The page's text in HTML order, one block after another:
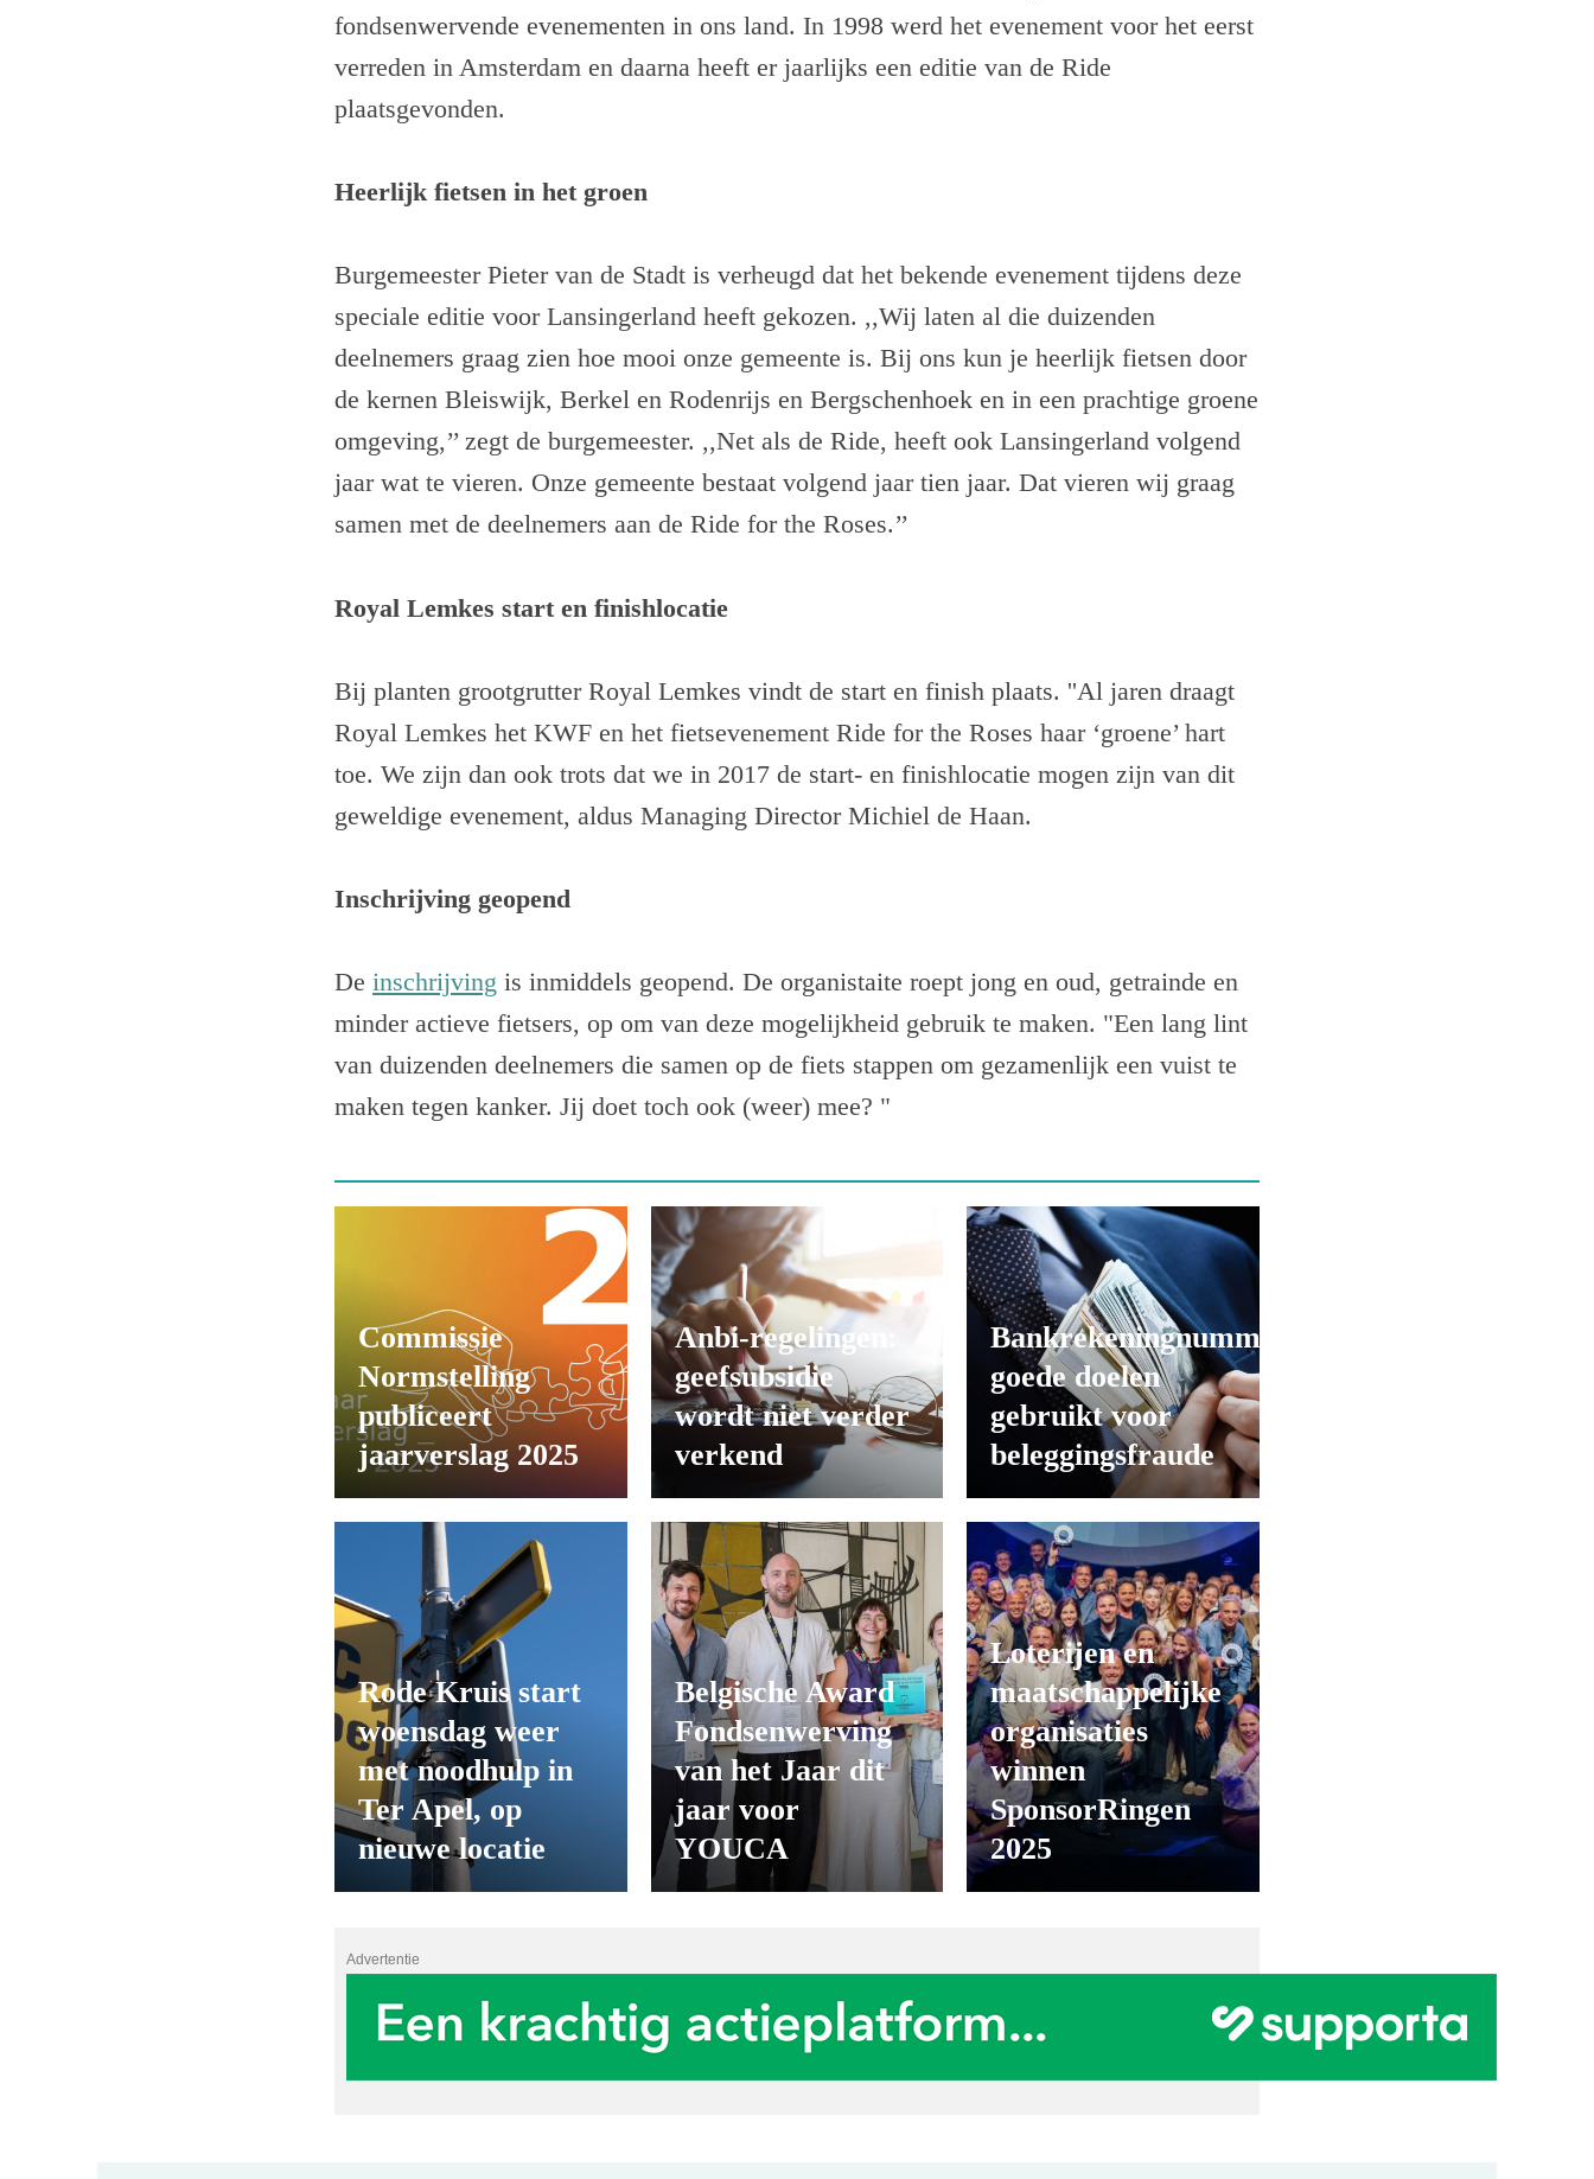
fondsenwervende evenementen in ons land. In 1998 werd het evenement voor het eerst
verreden in Amsterdam en daarna heeft er jaarlijks een editie van de Ride
plaatsgevonden.
Heerlijk fietsen in het groen
Burgemeester Pieter van de Stadt is verheugd dat het bekende evenement tijdens deze
speciale editie voor Lansingerland heeft gekozen. ,,Wij laten al die duizenden
deelnemers graag zien hoe mooi onze gemeente is. Bij ons kun je heerlijk fietsen door
de kernen Bleiswijk, Berkel en Rodenrijs en Bergschenhoek en in een prachtige groene
omgeving,’’ zegt de burgemeester. ,,Net als de Ride, heeft ook Lansingerland volgend
jaar wat te vieren. Onze gemeente bestaat volgend jaar tien jaar. Dat vieren wij graag
samen met de deelnemers aan de Ride for the Roses.’’
Royal Lemkes start en finishlocatie
Bij planten grootgrutter Royal Lemkes vindt de start en finish plaats. ''Al jaren draagt
Royal Lemkes het KWF en het fietsevenement Ride for the Roses haar ‘groene’ hart
toe. We zijn dan ook trots dat we in 2017 de start- en finishlocatie mogen zijn van dit
geweldige evenement, aldus Managing Director Michiel de Haan.
Inschrijving geopend
De inschrijving is inmiddels geopend. De organistaite roept jong en oud, getrainde en
minder actieve fietsers, op om van deze mogelijkheid gebruik te maken. "Een lang lint
van duizenden deelnemers die samen op de fiets stappen om gezamenlijk een vuist te
maken tegen kanker. Jij doet toch ook (weer) mee? "
Commissie
Normstelling
publiceert
jaarverslag 2025
Anbi-regelingen:
geefsubsidie
wordt niet verder
verkend
Bankrekeningnummers
goede doelen
gebruikt voor
beleggingsfraude
Rode Kruis start
woensdag weer
met noodhulp in
Ter Apel, op
nieuwe locatie
Belgische Award
Fondsenwerving
van het Jaar dit
jaar voor
YOUCA
Loterijen en
maatschappelijke
organisaties
winnen
SponsorRingen
2025
Advertentie